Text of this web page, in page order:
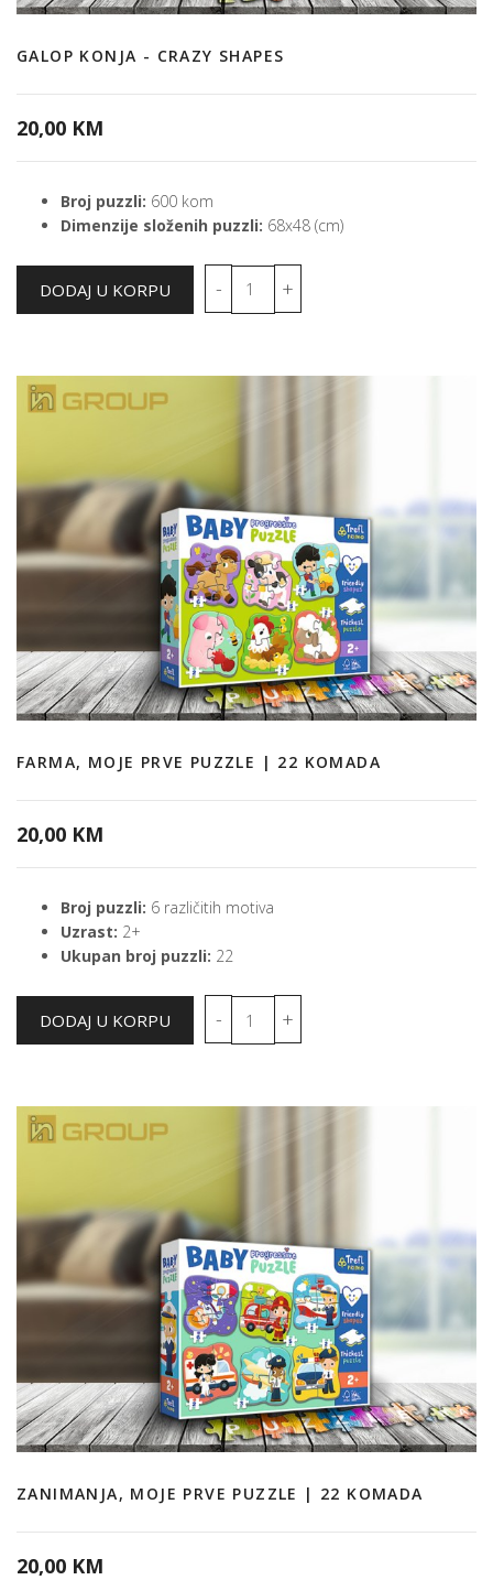
GALOP KONJA - CRAZY SHAPES
20,00 KM
Broj puzzli: 600 kom
Dimenzije složenih puzzli: 68x48 (cm)
FARMA, MOJE PRVE PUZZLE | 22 KOMADA
20,00 KM
Broj puzzli: 6 različitih motiva
Uzrast: 2+
Ukupan broj puzzli: 22
ZANIMANJA, MOJE PRVE PUZZLE | 22 KOMADA
20,00 KM